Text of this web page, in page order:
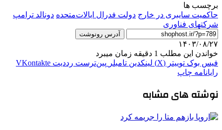
برچسب ها
حاکمیت سایبری در خارج دولت فدرال ایالات‌متحده دونالد ترامپ
شرکتهای فناوری
آدرس رونوشت
۱۴۰۳/۰۸/۲۷
خواندن این مطلب 1 دقیقه زمان میبرد
فیس بوک توییتر (X) لینکدین ‫تامبلر ‫پین‌ترست ‫رددیت ‫VKontakte
رایانامه چاپ
نوشته های مشابه